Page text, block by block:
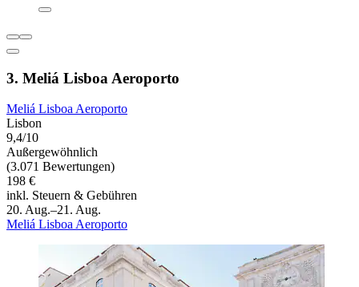
3. Meliá Lisboa Aeroporto
Meliá Lisboa Aeroporto
Lisbon
9,4/10
Außergewöhnlich
(3.071 Bewertungen)
198 €
inkl. Steuern & Gebühren
20. Aug.–21. Aug.
Meliá Lisboa Aeroporto